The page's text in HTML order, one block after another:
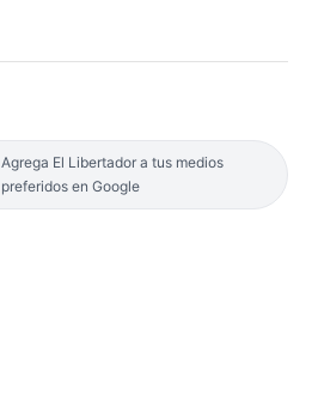
Agrega El Libertador a tus medios
preferidos en Google